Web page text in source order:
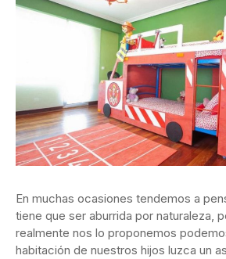
En muchas ocasiones tendemos a
tiene que ser aburrida por naturaleza,
realmente nos lo proponemos
habitación de nuestros hijos luzca un